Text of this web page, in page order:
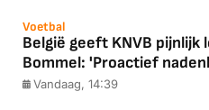
Voetbal
België geeft KNVB pijnlijk
Bommel: 'Proactief
Vandaag, 14:39